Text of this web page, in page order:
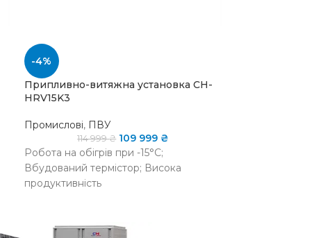
-4%
Припливно-витяжна установка CH-
HRV15K3
Промислові, ПВУ
114 999₴ 109 999 ₴
Робота на обігрів при -15°C;
Вбудований термістор; Висока
продуктивність
НАЯВНІСТЬ НА